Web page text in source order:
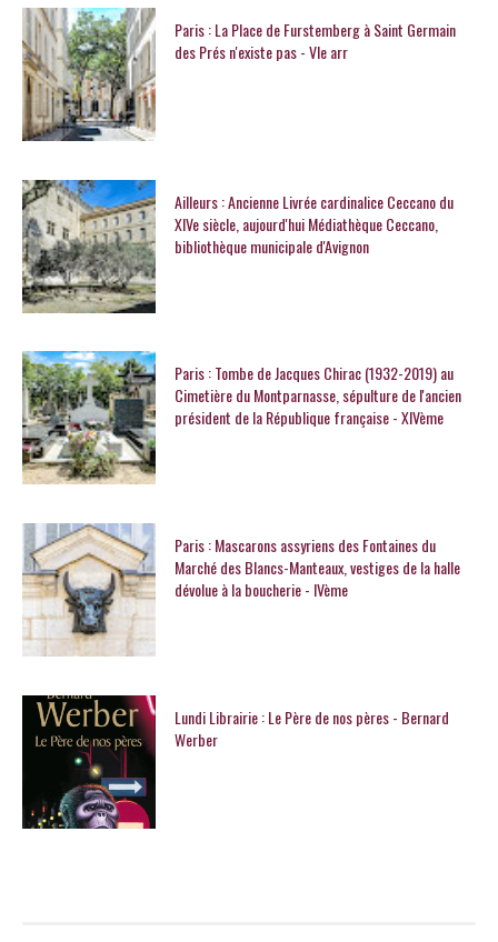
Paris : La Place de Furstemberg à Saint Germain
des Prés n'existe pas - VIe arr
Ailleurs : Ancienne Livrée cardinalice Ceccano du
XIVe siècle, aujourd'hui Médiathèque Ceccano,
bibliothèque municipale d'Avignon
Paris : Tombe de Jacques Chirac (1932-2019) au
Cimetière du Montparnasse, sépulture de l'ancien
président de la République française - XIVème
Paris : Mascarons assyriens des Fontaines du
Marché des Blancs-Manteaux, vestiges de la halle
dévolue à la boucherie - IVème
Lundi Librairie : Le Père de nos pères - Bernard
Werber